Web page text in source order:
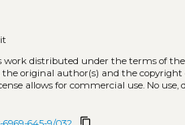
it
work distributed under the terms of
original author(s) and the
allows for commercial use. No
content_copy